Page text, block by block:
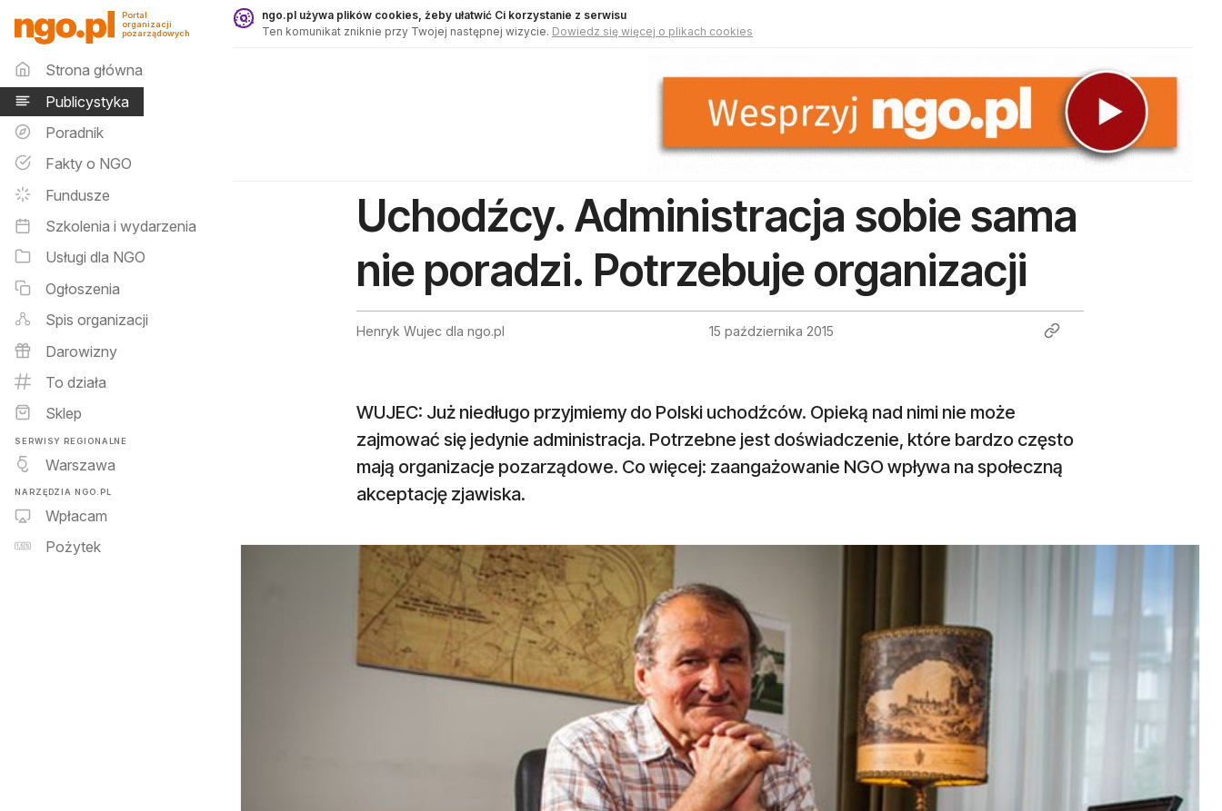
Publicystyka - ngo.pl
Portal
organizacji
pozarządowych
Menu główne
Strona główna
Publicystyka
Poradnik
Fakty o NGO
Fundusze
Szkolenia i wydarzenia
Usługi dla NGO
Ogłoszenia
Spis organizacji
Darowizny
To działa
Sklep
SERWISY REGIONALNE
Warszawa
NARZĘDZIA NGO.PL
Wpłacam
Pożytek
ngo.pl używa plików cookies, żeby ułatwić Ci korzystanie z serwisu
Ten komunikat zniknie przy Twojej następnej wizycie. Dowiedz się więcej o plikach cookies
Uchodźcy. Administracja sobie sama
nie poradzi. Potrzebuje organizacji
Henryk Wujec dla ngo.pl 15 października 2015
WUJEC: Już niedługo przyjmiemy do Polski uchodźców. Opieką nad nimi nie może
zajmować się jedynie administracja. Potrzebne jest doświadczenie, które bardzo często
mają organizacje pozarządowe. Co więcej: zaangażowanie NGO wpływa na społeczną
akceptację zjawiska.